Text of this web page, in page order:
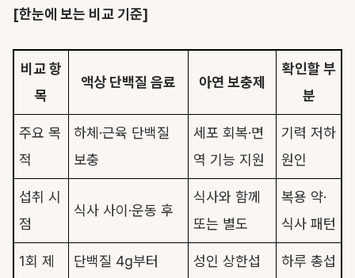
[한눈에 보는 비교 기준]
비교 항
목
액상 단백질 음료 아연 보충제
확인할 부
분
주요 목
적
하체·근육 단백질
보충
세포 회복·면
역 기능 지원
기력 저하
원인
섭취 시
점
식사 사이·운동 후
식사와 함께
또는 별도
복용 약·
식사 패턴
1회 제
단백질 4g부터
성인 상한섭
하루 총섭